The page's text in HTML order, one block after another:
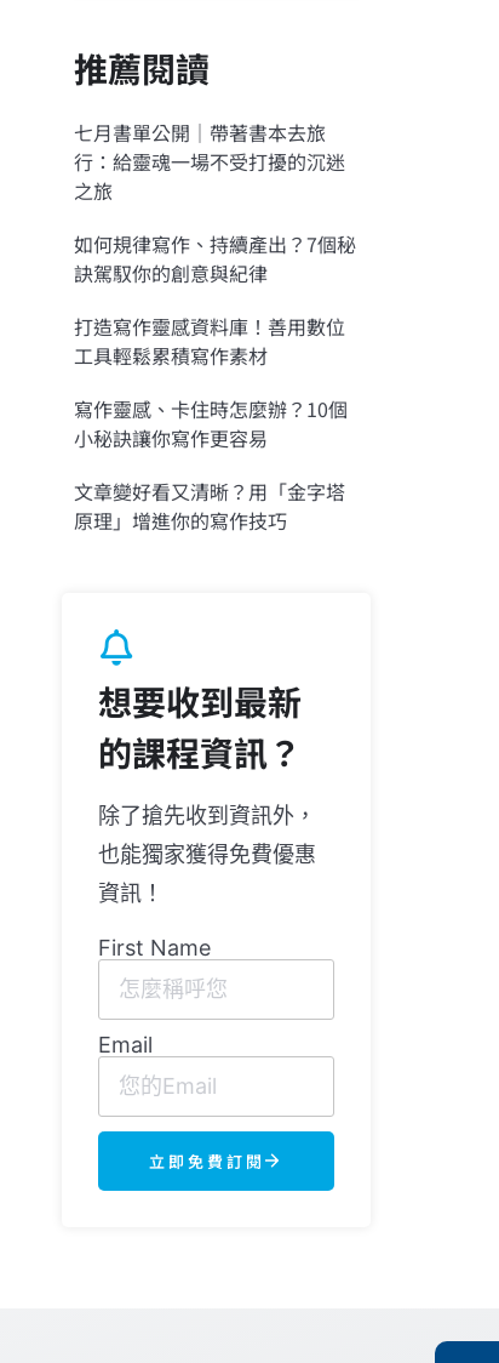
推薦閱讀
七月書單公開｜帶著書本去旅
行：給靈魂一場不受打擾的沉迷
之旅
如何規律寫作、持續產出？7個秘
訣駕馭你的創意與紀律
打造寫作靈感資料庫！善用數位
工具輕鬆累積寫作素材
寫作靈感、卡住時怎麼辦？10個
小秘訣讓你寫作更容易
文章變好看又清晰？用「金字塔
原理」增進你的寫作技巧
想要收到最新
的課程資訊？
除了搶先收到資訊外，
也能獨家獲得免費優惠
資訊！
First Name
Email
立即免費訂閱